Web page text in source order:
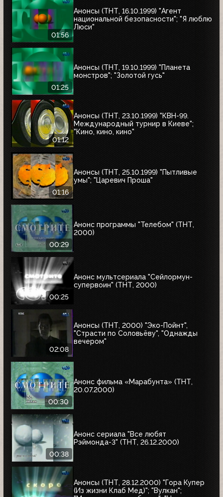
01:56
Анонсы (ТНТ, 16.10.1999) "Агент
национальной безопасности"; "Я люблю
Люси"
01:25
Анонсы (ТНТ, 19.10.1999) "Планета
монстров"; "Золотой гусь"
01:12
Анонсы (ТНТ, 23.10.1999) "КВН-99.
Международный турнир в Киеве";
"Кино, кино, кино"
01:16
Анонсы (ТНТ, 25.10.1999) "Пытливые
умы"; "Царевич Проша"
00:29
Анонс программы "Телебом" (ТНТ,
2000)
00:25
Анонс мультсериала "Сейлормун-
супервоин" (ТНТ, 2000)
02:08
Анонсы (ТНТ, 2000) "Эко-Пойнт",
"Страсти по Соловьёву", "Однажды
вечером"
00:30
Анонс фильма «Марабунта» (ТНТ,
20.07.2000)
00:38
Анонс сериала "Все любят
Рэймонда-3" (ТНТ, 26.12.2000)
Анонсы (ТНТ, 28.12.2000) "Гора Купер
(Из жизни Клаб Мед)"; "Вулкан";